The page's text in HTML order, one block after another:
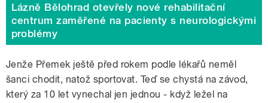
Lázně Bělohrad otevřely nové rehabilitační
centrum zaměřené na pacienty s neurologickými
problémy
Jenže Přemek ještě před rokem podle lékařů neměl
šanci chodit, natož sportovat. Teď se chystá na závod,
který za 10 let vynechal jen jednou - když ležel na